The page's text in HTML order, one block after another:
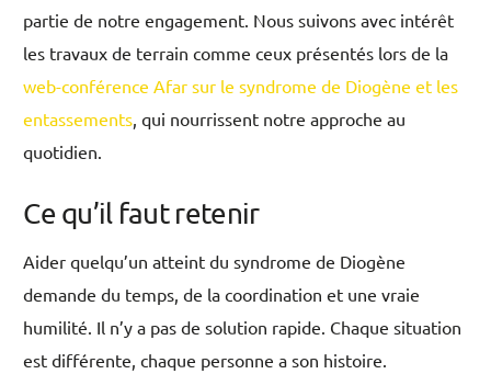
partie de notre engagement. Nous suivons avec intérêt
les travaux de terrain comme ceux présentés lors de la
web-conférence Afar sur le syndrome de Diogène et les
entassements, qui nourrissent notre approche au
quotidien.
Ce qu’il faut retenir
Aider quelqu’un atteint du syndrome de Diogène
demande du temps, de la coordination et une vraie
humilité. Il n’y a pas de solution rapide. Chaque situation
est différente, chaque personne a son histoire.